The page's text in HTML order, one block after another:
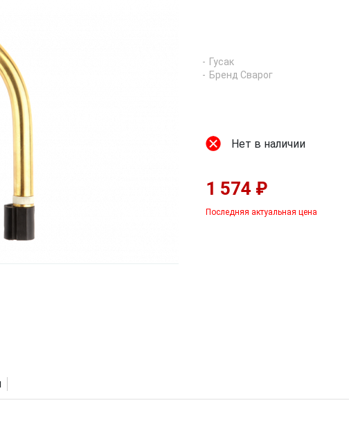
Гусак
Бренд Сварог
Нет в наличии
1 574 ₽
Последняя актуальная цена